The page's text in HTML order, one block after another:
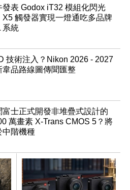
發表 Godox iT32 模組化閃光
X5 觸發器實現一燈通吃多品牌
系統
技術注入？Nikon 2026 - 2027
韋品路線圖傳聞匯整
富士正式開發非堆疊式設計的
萬畫素 X-Trans CMOS 5？將
中階機種